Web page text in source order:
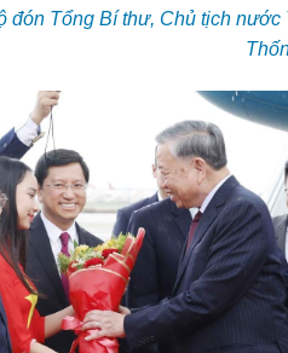
đón Tổng Bí thư, Chủ tịch